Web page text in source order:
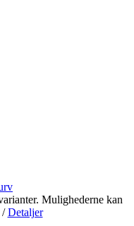
Mulighederne kan
/ Detaljer